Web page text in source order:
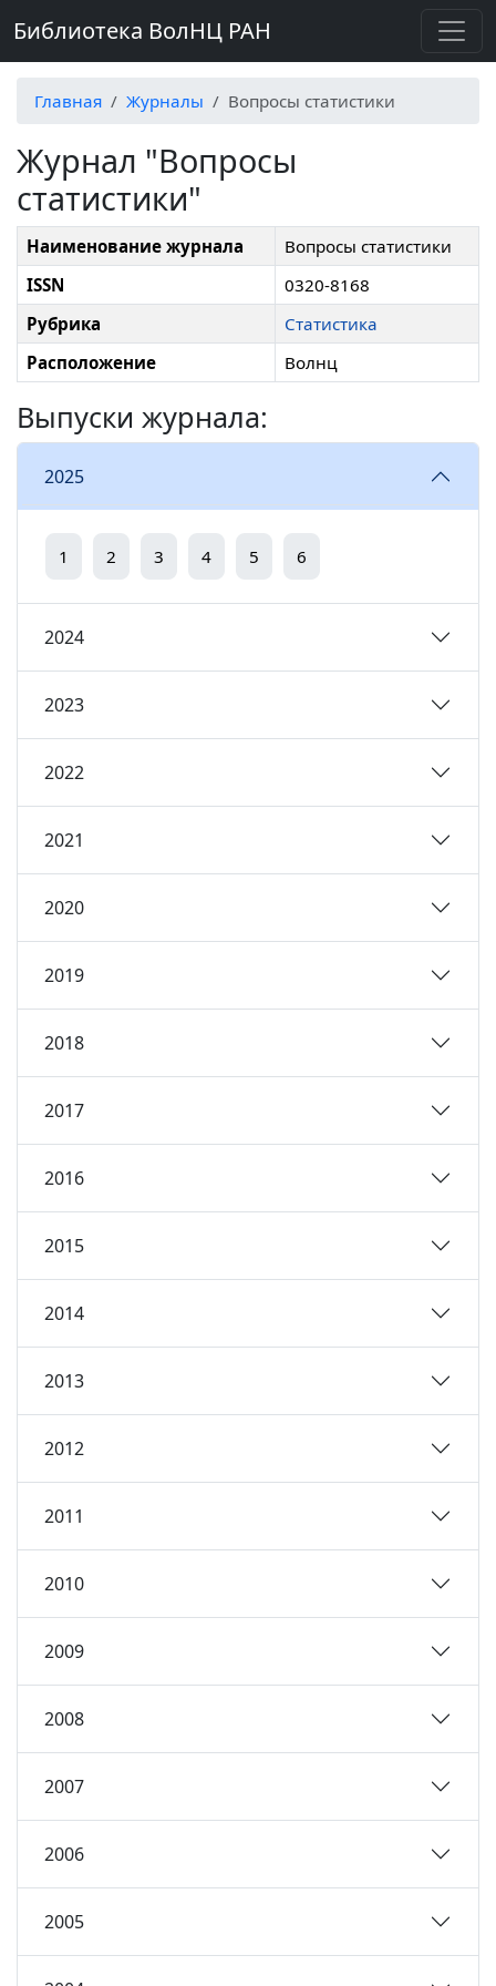
Библиотека ВолНЦ РАН
Главная Журналы Вопросы статистики
Журнал "Вопросы
статистики"
Наименование журнала
Вопросы статистики
ISSN
0320-8168
Рубрика
Статистика
Расположение
Волнц
Выпуски журнала:
2025
1 2 3 4 5 6
2024
2023
2022
2021
2020
2019
2018
2017
2016
2015
2014
2013
2012
2011
2010
2009
2008
2007
2006
2005